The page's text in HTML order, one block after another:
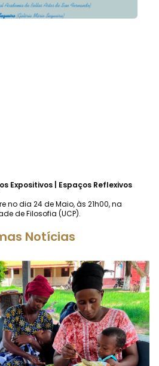
Expositivos | Espaços Reflexivos
no dia 24 de Maio, às 21h00, na
de Filosofia (UCP).
Notícias